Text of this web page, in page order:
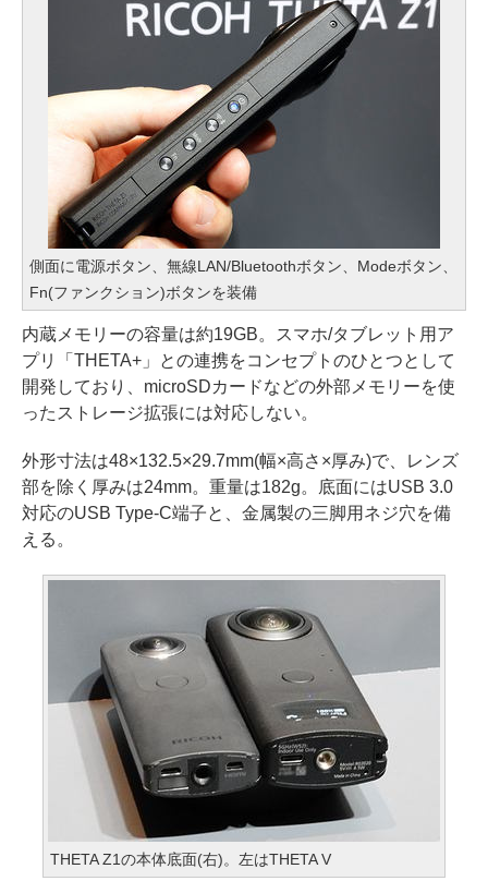
側面に電源ボタン、無線LAN/Bluetoothボタン、Modeボタン、
Fn(ファンクション)ボタンを装備
内蔵メモリーの容量は約19GB。スマホ/タブレット用ア
プリ「THETA+」との連携をコンセプトのひとつとして
開発しており、microSDカードなどの外部メモリーを使
ったストレージ拡張には対応しない。
外形寸法は48×132.5×29.7mm(幅×高さ×厚み)で、レンズ
部を除く厚みは24mm。重量は182g。底面にはUSB 3.0
対応のUSB Type-C端子と、金属製の三脚用ネジ穴を備
える。
THETA Z1の本体底面(右)。左はTHETA V